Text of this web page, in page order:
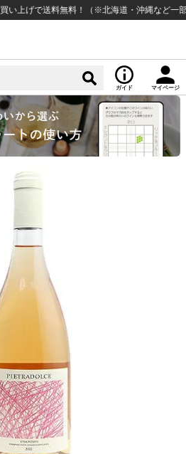
送料無料！（※北海道・沖縄など一部例外
ガイド マイページ